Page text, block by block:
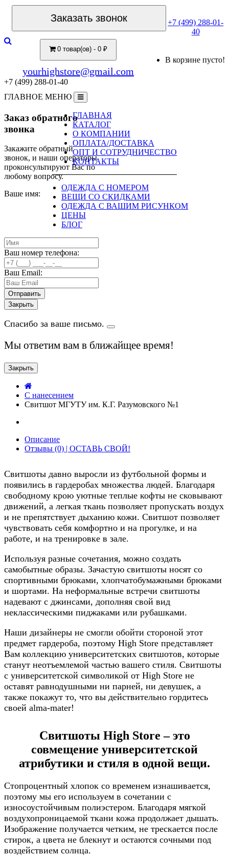
Заказать звонок
+7 (499) 288-01-
40
0 товар(ов) - 0 ₽
В корзине пусто!
yourhighstore@gmail.com
+7 (499) 288-01-40
ГЛАВНОЕ МЕНЮ
ГЛАВНАЯ
КАТАЛОГ
О КОМПАНИИ
ОПЛАТА/ДОСТАВКА
ОПТ И СОТРУДНИЧЕСТВО
КОНТАКТЫ
ОДЕЖДА С НОМЕРОМ
ВЕЩИ СО СКИДКАМИ
ОДЕЖДА С ВАШИМ РИСУНКОМ
ЦЕНЫ
БЛОГ
Заказ обратного
звонка
Закажите обратный
звонок, и наши операторы
проконсультируют Вас по
любому вопросу.
Ваше имя:
Ваш номер телефона:
Ваш Email:
Закрыть
Спасибо за ваше письмо.
Мы ответим вам в ближайщее время!
Закрыть
C нанесением
Свитшот МГУТУ им. К.Г. Разумовского №1
Описание
Отзывы (0) | ОСТАВЬ СВОЙ!
Свитшоты давно выросли из футбольной формы и
появились в гардеробах множества людей. Благодаря
свободному крою уютные теплые кофты не сковывают
движений, а легкая ткань позволяет пропускать воздух
и не препятствует дыханию кожи. Свитшот позволяет
чувствовать себя комфортно и на прогулке, и на
работе, и на тренировке в зале.
Используя разные сочетания, можно создать
самобытные образы. Зачастую свитшоты носят со
спортивными брюками, хлопчатобумажными брюками
и шортами. На неформальные встречи свитшоты
надевают с джинсами, дополняя свой вид
неклассическими пиджаками или рубашками.
Наши дизайнеры не смогли обойти стороной этот
предмет гардероба, поэтому High Store представляет
Вам коллекцию университетских свитшотов, которые
станут неотъемлемой частью вашего стиля. Свитшоты
с университетской символикой от High Store не
оставят равнодушными ни парней, ни девушек, а
также покажут то, что вы действительно гордитесь
своей alma-mater!
Свитшоты High Store – это
совмещение университетской
атрибутики и стиля в одной вещи.
Стопроцентный хлопок со временем изнашивается,
поэтому мы его используем в сочетании с
износоустойчивым полиэстером. Благодаря мягкой
воздухопроницаемой ткани кожа продолжает дышать.
Изображение получается четким, не трескается после
стирок, а цвета не блекнут и остаются сочными под
воздействием солнца.